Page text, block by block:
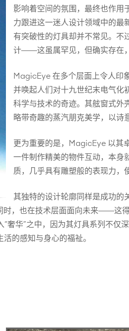
影响着空间的氛围，最终也作用
力跟进这一迷人设计领域中的最
有突破性的灯具却并不常见。不
计——这虽属罕见，但确实存在
MagicEye 在多个层面上令人印
并唤起人们对十九世纪末电气
科学与技术的奇迹。其舷窗式外
略带奇趣的蒸汽朋克美学，以诗
更为重要的是，MagicEye 以其
一件制作精美的物件互动，本身
质，几乎具有雕塑般的表现力，
其独特的设计轮廓同样是成功的
，也在技术层面面向未来——这
华”之中，因为其灯具系列不仅
的感知与身心的福祉。